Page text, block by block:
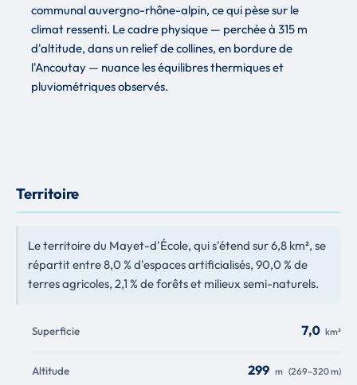
communal auvergno-rhône-alpin, ce qui pèse sur le
climat ressenti. Le cadre physique — perchée à 315 m
d'altitude, dans un relief de collines, en bordure de
l'Ancoutay — nuance les équilibres thermiques et
pluviométriques observés.
Territoire
Le territoire du Mayet-d'École, qui s'étend sur 6,8 km², se
répartit entre 8,0 % d'espaces artificialisés, 90,0 % de
terres agricoles, 2,1 % de forêts et milieux semi-naturels.
Superficie 7,0 km²
Altitude 299 m (269–320 m)